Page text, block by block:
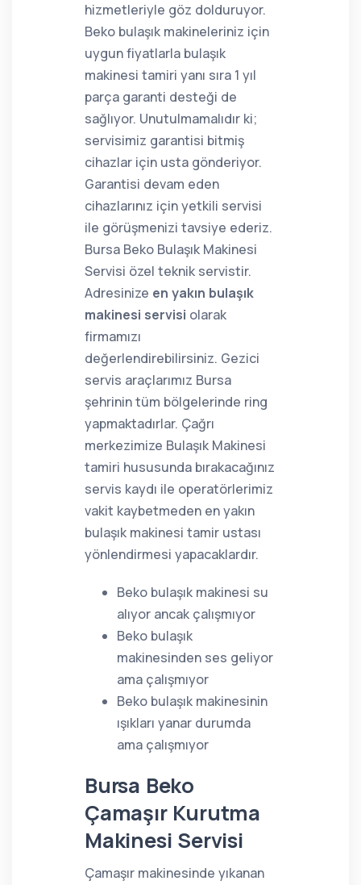
hizmetleriyle göz dolduruyor.
Beko bulaşık makineleriniz için
uygun fiyatlarla bulaşık
makinesi tamiri yanı sıra 1 yıl
parça garanti desteği de
sağlıyor. Unutulmamalıdır ki;
servisimiz garantisi bitmiş
cihazlar için usta gönderiyor.
Garantisi devam eden
cihazlarınız için yetkili servisi
ile görüşmenizi tavsiye ederiz.
Bursa Beko Bulaşık Makinesi
Servisi özel teknik servistir.
Adresinize en yakın bulaşık
makinesi servisi olarak
firmamızı
değerlendirebilirsiniz. Gezici
servis araçlarımız Bursa
şehrinin tüm bölgelerinde ring
yapmaktadırlar. Çağrı
merkezimize Bulaşık Makinesi
tamiri hususunda bırakacağınız
servis kaydı ile operatörlerimiz
vakit kaybetmeden en yakın
bulaşık makinesi tamir ustası
yönlendirmesi yapacaklardır.
Beko bulaşık makinesi su
alıyor ancak çalışmıyor
Beko bulaşık
makinesinden ses geliyor
ama çalışmıyor
Beko bulaşık makinesinin
ışıkları yanar durumda
ama çalışmıyor
Bursa Beko
Çamaşır Kurutma
Makinesi Servisi
Çamaşır makinesinde yıkanan